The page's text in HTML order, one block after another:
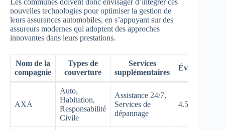
nouvelles technologies pour optimiser la gestion de
leurs assurances automobiles, en s’appuyant sur des
assureurs modernes qui adoptent des approches
innovantes dans leurs prestations.
Nom de la
compagnie
Types de
couverture
Services
supplémentaires
Évaluation
AXA
Auto,
Habitation,
Responsabilité
Civile
Assistance 24/7,
Services de
dépannage
4.5/5